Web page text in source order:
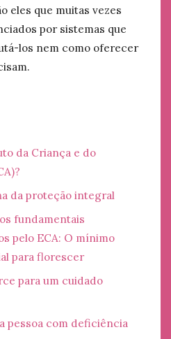
eles que muitas vezes
por sistemas que
los nem como oferecer
da Criança e do
da proteção integral
fundamentais
pelo ECA: O mínimo
para florescer
para um cuidado
pessoa com deficiência